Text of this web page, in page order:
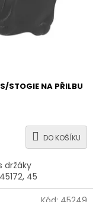
STOGIE NA PŘILBU
DO KOŠÍKU
držáky
45